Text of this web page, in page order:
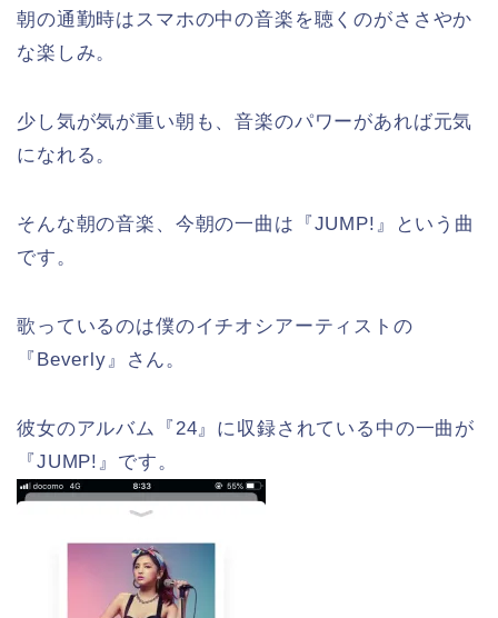
朝の通勤時はスマホの中の音楽を聴くのがささやか
な楽しみ。
少し気が気が重い朝も、音楽のパワーがあれば元気
になれる。
そんな朝の音楽、今朝の一曲は『JUMP!』という曲
です。
歌っているのは僕のイチオシアーティストの
『Beverly』さん。
彼女のアルバム『24』に収録されている中の一曲が
『JUMP!』です。